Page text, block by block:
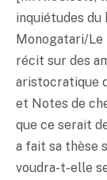
inquiétudes du
Monogatari/Le
récit sur des
aristocratique
et Notes de
que ce serait
a fait sa thèse
voudra-t-elle